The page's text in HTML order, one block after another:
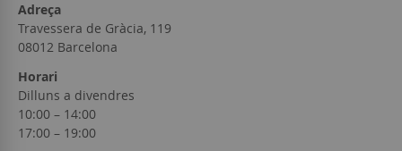
Adreça
Travessera de Gràcia, 119
08012 Barcelona
Horari
Dilluns a divendres
10:00 – 14:00
17:00 – 19:00